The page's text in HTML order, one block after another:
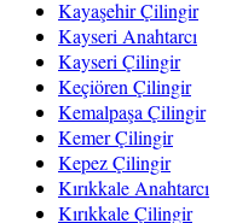
Kayaşehir Çilingir
Kayseri Anahtarcı
Kayseri Çilingir
Keçiören Çilingir
Kemalpaşa Çilingir
Kemer Çilingir
Kepez Çilingir
Kırıkkale Anahtarcı
Kırıkkale Çilingir